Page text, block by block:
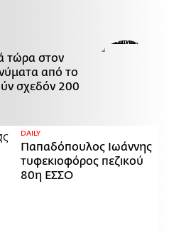
τώρα στον
από το
σχεδόν 200
DAILY
Παπαδόπουλος Ιωάννης
τυφεκιοφόρος πεζικού
80η ΕΣΣΟ